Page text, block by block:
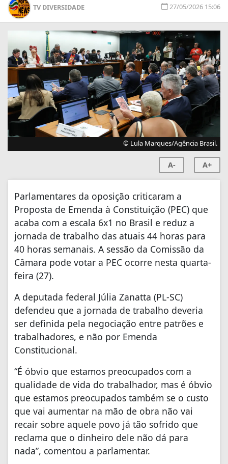
TV DIVERSIDADE 27/05/2026 15:06
© Lula Marques/Agência Brasil.
A- A+
Parlamentares da oposição criticaram a
Proposta de Emenda à Constituição (PEC) que
acaba com a escala 6x1 no Brasil e reduz a
jornada de trabalho das atuais 44 horas para
40 horas semanais. A sessão da Comissão da
Câmara pode votar a PEC ocorre nesta quarta-
feira (27).
A deputada federal Júlia Zanatta (PL-SC)
defendeu que a jornada de trabalho deveria
ser definida pela negociação entre patrões e
trabalhadores, e não por Emenda
Constitucional.
“É óbvio que estamos preocupados com a
qualidade de vida do trabalhador, mas é óbvio
que estamos preocupados também se o custo
que vai aumentar na mão de obra não vai
recair sobre aquele povo já tão sofrido que
reclama que o dinheiro dele não dá para
nada”, comentou a parlamentar.